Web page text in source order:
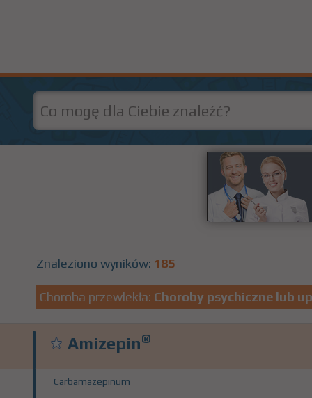
Znaleziono wyników: 185
Choroba przewlekła: Choroby psychiczne lub
Amizepin®
Carbamazepinum